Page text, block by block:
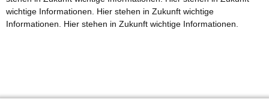
wichtige Informationen. Hier stehen in Zukunft wichtige
Informationen. Hier stehen in Zukunft wichtige Informationen.